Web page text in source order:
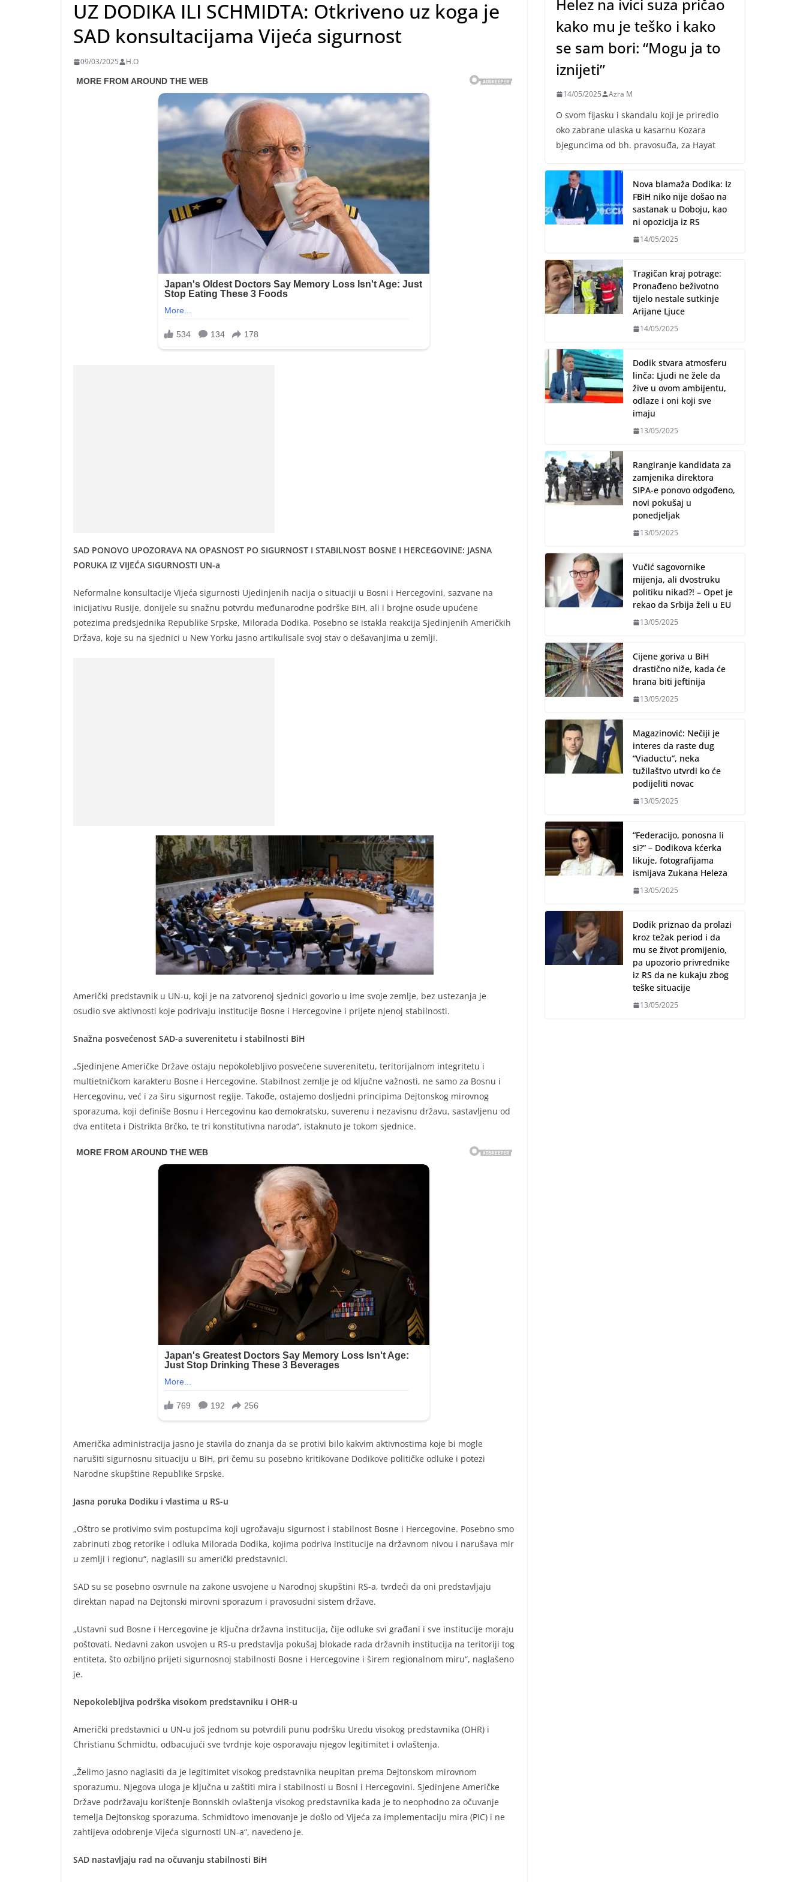
UZ DODIKA ILI SCHMIDTA: Otkriveno uz koga je
SAD konsultacijama Vijeća sigurnost
09/03/2025 H.O
SAD PONOVO UPOZORAVA NA OPASNOST PO SIGURNOST I STABILNOST BOSNE I HERCEGOVINE: JASNA
PORUKA IZ VIJEĆA SIGURNOSTI UN-a
Neformalne konsultacije Vijeća sigurnosti Ujedinjenih nacija o situaciji u Bosni i Hercegovini, sazvane na
inicijativu Rusije, donijele su snažnu potvrdu međunarodne podrške BiH, ali i brojne osude upućene
potezima predsjednika Republike Srpske, Milorada Dodika. Posebno se istakla reakcija Sjedinjenih Američkih
Država, koje su na sjednici u New Yorku jasno artikulisale svoj stav o dešavanjima u zemlji.
Američki predstavnik u UN-u, koji je na zatvorenoj sjednici govorio u ime svoje zemlje, bez ustezanja je
osudio sve aktivnosti koje podrivaju institucije Bosne i Hercegovine i prijete njenoj stabilnosti.
Snažna posvećenost SAD-a suverenitetu i stabilnosti BiH
„Sjedinjene Američke Države ostaju nepokolebljivo posvećene suverenitetu, teritorijalnom integritetu i
multietničkom karakteru Bosne i Hercegovine. Stabilnost zemlje je od ključne važnosti, ne samo za Bosnu i
Hercegovinu, već i za širu sigurnost regije. Takođe, ostajemo dosljedni principima Dejtonskog mirovnog
sporazuma, koji definiše Bosnu i Hercegovinu kao demokratsku, suverenu i nezavisnu državu, sastavljenu od
dva entiteta i Distrikta Brčko, te tri konstitutivna naroda“, istaknuto je tokom sjednice.
Američka administracija jasno je stavila do znanja da se protivi bilo kakvim aktivnostima koje bi mogle
narušiti sigurnosnu situaciju u BiH, pri čemu su posebno kritikovane Dodikove političke odluke i potezi
Narodne skupštine Republike Srpske.
Jasna poruka Dodiku i vlastima u RS-u
„Oštro se protivimo svim postupcima koji ugrožavaju sigurnost i stabilnost Bosne i Hercegovine. Posebno smo
zabrinuti zbog retorike i odluka Milorada Dodika, kojima podriva institucije na državnom nivou i narušava mir
u zemlji i regionu“, naglasili su američki predstavnici.
SAD su se posebno osvrnule na zakone usvojene u Narodnoj skupštini RS-a, tvrdeći da oni predstavljaju
direktan napad na Dejtonski mirovni sporazum i pravosudni sistem države.
„Ustavni sud Bosne i Hercegovine je ključna državna institucija, čije odluke svi građani i sve institucije moraju
poštovati. Nedavni zakon usvojen u RS-u predstavlja pokušaj blokade rada državnih institucija na teritoriji tog
entiteta, što ozbiljno prijeti sigurnosnoj stabilnosti Bosne i Hercegovine i širem regionalnom miru“, naglašeno
je.
Nepokolebljiva podrška visokom predstavniku i OHR-u
Američki predstavnici u UN-u još jednom su potvrdili punu podršku Uredu visokog predstavnika (OHR) i
Christianu Schmidtu, odbacujući sve tvrdnje koje osporavaju njegov legitimitet i ovlaštenja.
„Želimo jasno naglasiti da je legitimitet visokog predstavnika neupitan prema Dejtonskom mirovnom
sporazumu. Njegova uloga je ključna u zaštiti mira i stabilnosti u Bosni i Hercegovini. Sjedinjene Američke
Države podržavaju korištenje Bonnskih ovlaštenja visokog predstavnika kada je to neophodno za očuvanje
temelja Dejtonskog sporazuma. Schmidtovo imenovanje je došlo od Vijeća za implementaciju mira (PIC) i ne
zahtijeva odobrenje Vijeća sigurnosti UN-a“, navedeno je.
SAD nastavljaju rad na očuvanju stabilnosti BiH
Helez na ivici suza pričao
kako mu je teško i kako
se sam bori: “Mogu ja to
iznijeti”
14/05/2025 Azra M
O svom fijasku i skandalu koji je priredio
oko zabrane ulaska u kasarnu Kozara
bjeguncima od bh. pravosuđa, za Hayat
Nova blamaža Dodika: Iz
FBiH niko nije došao na
sastanak u Doboju, kao
ni opozicija iz RS
14/05/2025
Tragičan kraj potrage:
Pronađeno beživotno
tijelo nestale sutkinje
Arijane Ljuce
14/05/2025
Dodik stvara atmosferu
linča: Ljudi ne žele da
žive u ovom ambijentu,
odlaze i oni koji sve
imaju
13/05/2025
Rangiranje kandidata za
zamjenika direktora
SIPA-e ponovo odgođeno,
novi pokušaj u
ponedjeljak
13/05/2025
Vučić sagovornike
mijenja, ali dvostruku
politiku nikad?! – Opet je
rekao da Srbija želi u EU
13/05/2025
Cijene goriva u BiH
drastično niže, kada će
hrana biti jeftinija
13/05/2025
Magazinović: Nečiji je
interes da raste dug
“Viaductu”, neka
tužilaštvo utvrdi ko će
podijeliti novac
13/05/2025
“Federacijo, ponosna li
si?” – Dodikova kćerka
likuje, fotografijama
ismijava Zukana Heleza
13/05/2025
Dodik priznao da prolazi
kroz težak period i da
mu se život promijenio,
pa upozorio privrednike
iz RS da ne kukaju zbog
teške situacije
13/05/2025